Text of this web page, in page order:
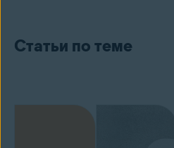
Статьи по теме